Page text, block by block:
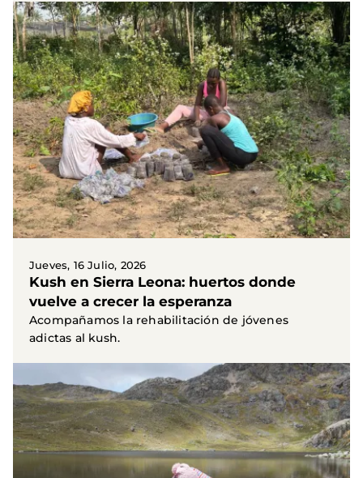
Jueves, 16 Julio, 2026
Kush en Sierra Leona: huertos donde
vuelve a crecer la esperanza
Acompañamos la rehabilitación de jóvenes
adictas al kush.